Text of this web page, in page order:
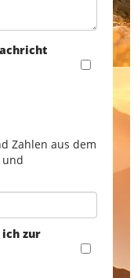
Zahlen aus dem
und
zur